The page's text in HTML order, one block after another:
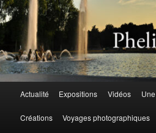
Aller
au
contenu
principal
Actualité Expositions Vidéos
Créations Voyages photographiques